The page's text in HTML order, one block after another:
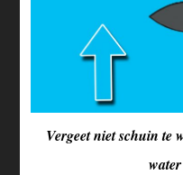
Vergeet niet schuin te